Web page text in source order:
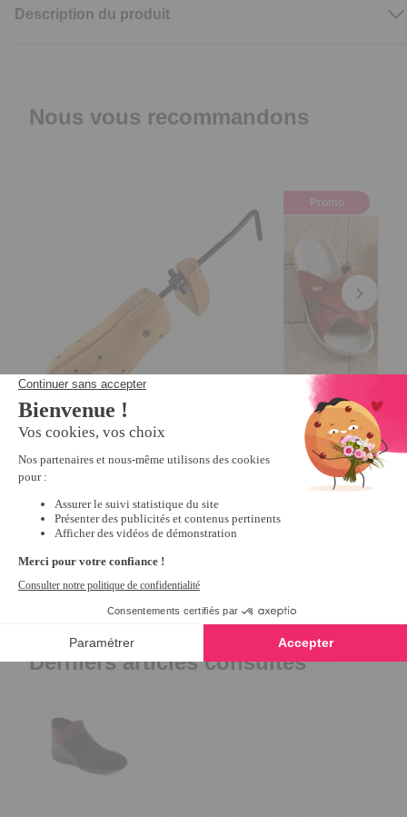
Description du produit
Nous vous recommandons
Extenseur chaussures femme
4/5- 85avis
Promo
Mules scratchées
10,79 € 26,99 €
Derniers articles consultés